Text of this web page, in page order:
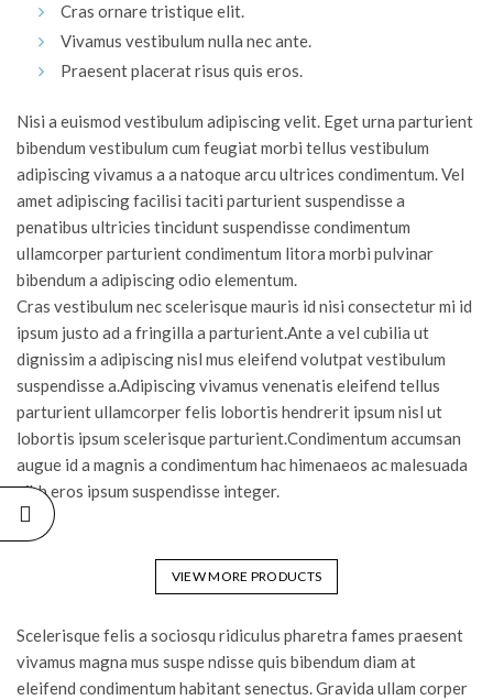
Cras ornare tristique elit.
Vivamus vestibulum nulla nec ante.
Praesent placerat risus quis eros.
Nisi a euismod vestibulum adipiscing velit. Eget urna parturient
bibendum vestibulum cum feugiat morbi tellus vestibulum
adipiscing vivamus a a natoque arcu ultrices condimentum. Vel
amet adipiscing facilisi taciti parturient suspendisse a
penatibus ultricies tincidunt suspendisse condimentum
ullamcorper parturient condimentum litora morbi pulvinar
bibendum a adipiscing odio elementum.
Cras vestibulum nec scelerisque mauris id nisi consectetur mi id
ipsum justo ad a fringilla a parturient.Ante a vel cubilia ut
dignissim a adipiscing nisl mus eleifend volutpat vestibulum
suspendisse a.Adipiscing vivamus venenatis eleifend tellus
parturient ullamcorper felis lobortis hendrerit ipsum nisl ut
lobortis ipsum scelerisque parturient.Condimentum accumsan
augue id a magnis a condimentum hac himenaeos ac malesuada
nibh eros ipsum suspendisse integer.
VIEW MORE PRODUCTS
Scelerisque felis a sociosqu ridiculus pharetra fames praesent
vivamus magna mus suspe ndisse quis bibendum diam at
eleifend condimentum habitant senectus. Gravida ullam corper